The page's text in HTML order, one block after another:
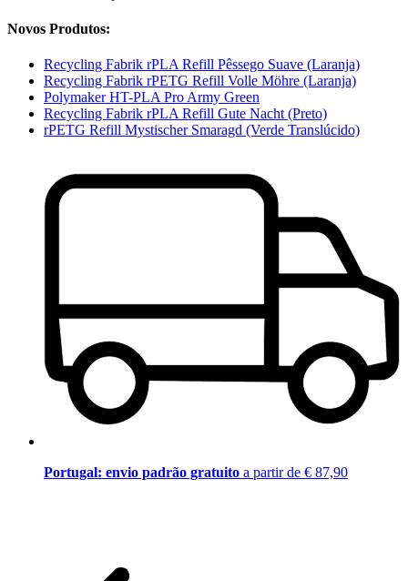
Novos Produtos:
Recycling Fabrik rPLA Refill Pêssego Suave (Laranja)
Recycling Fabrik rPETG Refill Volle Möhre (Laranja)
Polymaker HT-PLA Pro Army Green
Recycling Fabrik rPLA Refill Gute Nacht (Preto)
rPETG Refill Mystischer Smaragd (Verde Translúcido)
Portugal: envio padrão gratuito a partir de € 87,90